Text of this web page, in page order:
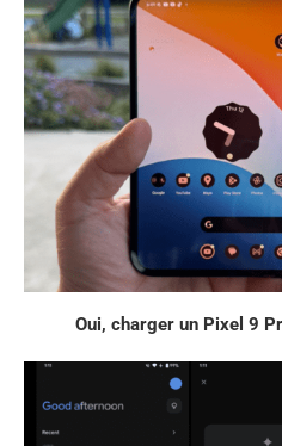
Oui, charger un Pixel 9